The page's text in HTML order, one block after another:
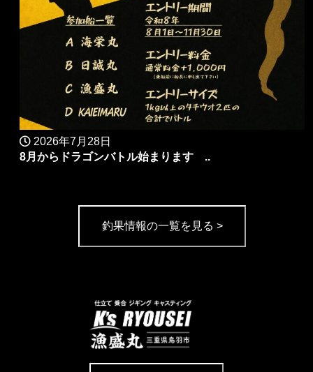
2026年7月28日
8月からドラゴンバトル始まります ..
釣果情報の一覧を見る >